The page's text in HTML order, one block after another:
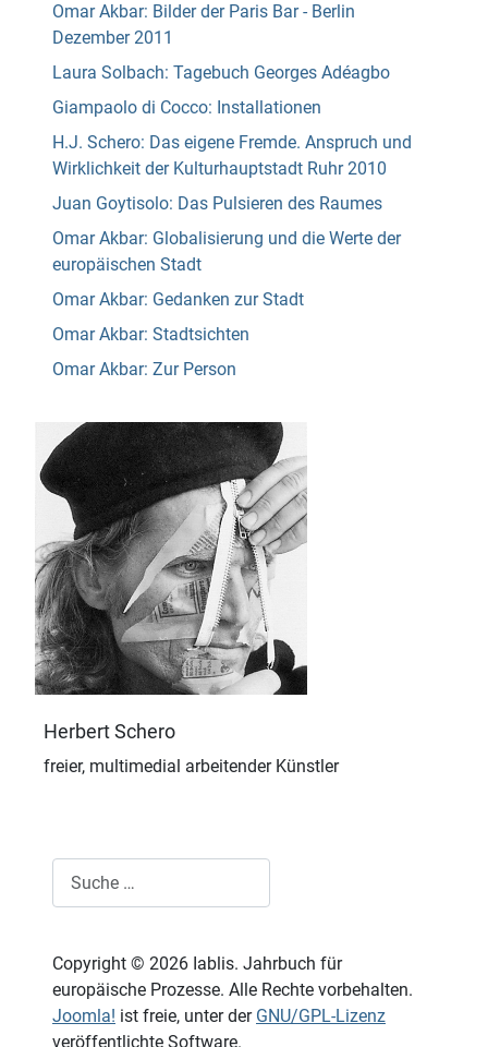
Omar Akbar: Bilder der Paris Bar - Berlin
Dezember 2011
Laura Solbach: Tagebuch Georges Adéagbo
Giampaolo di Cocco: Installationen
H.J. Schero: Das eigene Fremde. Anspruch und
Wirklichkeit der Kulturhauptstadt Ruhr 2010
Juan Goytisolo: Das Pulsieren des Raumes
Omar Akbar: Globalisierung und die Werte der
europäischen Stadt
Omar Akbar: Gedanken zur Stadt
Omar Akbar: Stadtsichten
Omar Akbar: Zur Person
Herbert Schero
freier, multimedial arbeitender Künstler
Copyright © 2026 Iablis. Jahrbuch für
europäische Prozesse. Alle Rechte vorbehalten.
Joomla! ist freie, unter der GNU/GPL-Lizenz
veröffentlichte Software.